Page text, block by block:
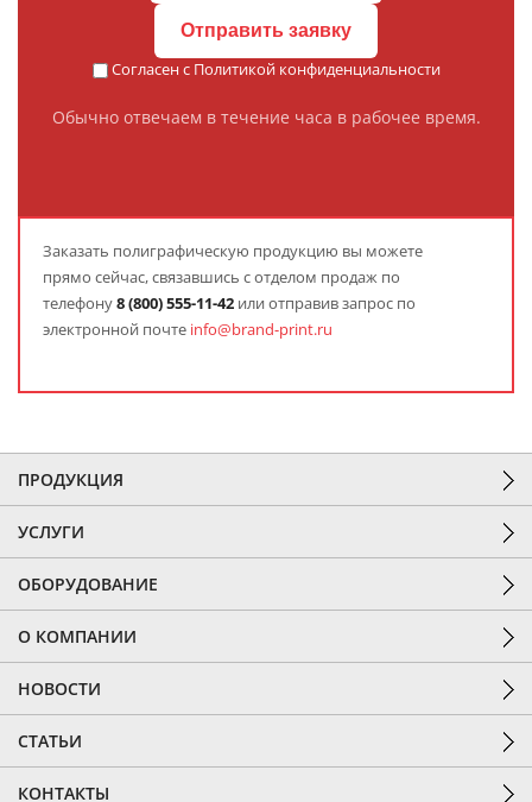
Отправить заявку
Согласен с Политикой конфиденциальности
Обычно отвечаем в течение часа в рабочее время.
Заказать полиграфическую продукцию вы можете
прямо сейчас, связавшись с отделом продаж по
телефону8(800) 555-11-42 или отправив запрос по
электронной почте info@brand-print.ru
ПРОДУКЦИЯ
УСЛУГИ
ОБОРУДОВАНИЕ
О КОМПАНИИ
НОВОСТИ
СТАТЬИ
КОНТАКТЫ